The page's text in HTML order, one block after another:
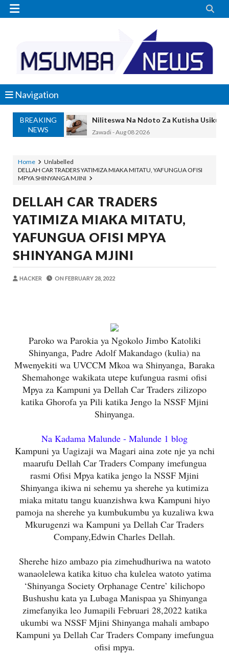
 
Navigation
BREAKING
NEWS
Niliteswa Na Ndoto Za Kutisha Usiku,
Zawadi -Aug 08 2026
TANZANIA YAANGAZA TEKNOLOJIA
MGALU APONGEZA HATUA ZA
MSUMBA -Aug 08 2026
WMA YAPONGEZWA KWA
OKULY BLOG- Aug 08 2026
OSCAR ASSENGA
WMA YAPONGEZWA KWA
MSUMBA Aug 08 2026
Nilishikilia Cheo Kile Kile Kwa Miaka
Zawadi-Aug 08 2026
Home
Unlabelled
DELLAH CAR TRADERS YATIMIZA MIAKA MITATU, YAFUNGUA OFISI
MPYA SHINYANGA MJINI
DELLAH CAR TRADERS
YATIMIZA MIAKA MITATU,
YAFUNGUA OFISI MPYA
SHINYANGA MJINI
HACKER ON FEBRUARY 28, 2022
Paroko wa Parokia ya Ngokolo Jimbo Katoliki
Shinyanga, Padre Adolf Makandago (kulia) na
Mwenyekiti wa UVCCM Mkoa wa Shinyanga, Baraka
Shemahonge wakikata utepe kufungua rasmi ofisi
Mpya za Kampuni ya Dellah Car Traders zilizopo
katika Ghorofa ya Pili katika Jengo la NSSF Mjini
Shinyanga.
Na Kadama Malunde - Malunde 1 blog
Kampuni ya Uagizaji wa Magari aina zote nje ya nchi
maarufu Dellah Car Traders Company imefungua
rasmi Ofisi Mpya katika jengo la NSSF Mjini
Shinyanga ikiwa ni sehemu ya sherehe ya kutimiza
miaka mitatu tangu kuanzishwa kwa Kampuni hiyo
pamoja na sherehe ya kumbukumbu ya kuzaliwa kwa
Mkurugenzi wa Kampuni ya Dellah Car Traders
Company,Edwin Charles Dellah.
Sherehe hizo ambazo pia zimehudhuriwa na watoto
wanaolelewa katika kituo cha kulelea watoto yatima
‘Shinyanga Society Orphanage Centre’ kilichopo
Bushushu kata ya Lubaga Manispaa ya Shinyanga
zimefanyika leo Jumapili Februari 28,2022 katika
ukumbi wa NSSF Mjini Shinyanga mahali ambapo
Kampuni ya Dellah Car Traders Company imefungua
ofisi mpya.